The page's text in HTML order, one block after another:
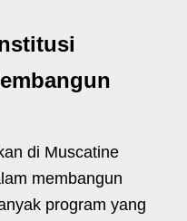
di Muscatine
membangun
program yang